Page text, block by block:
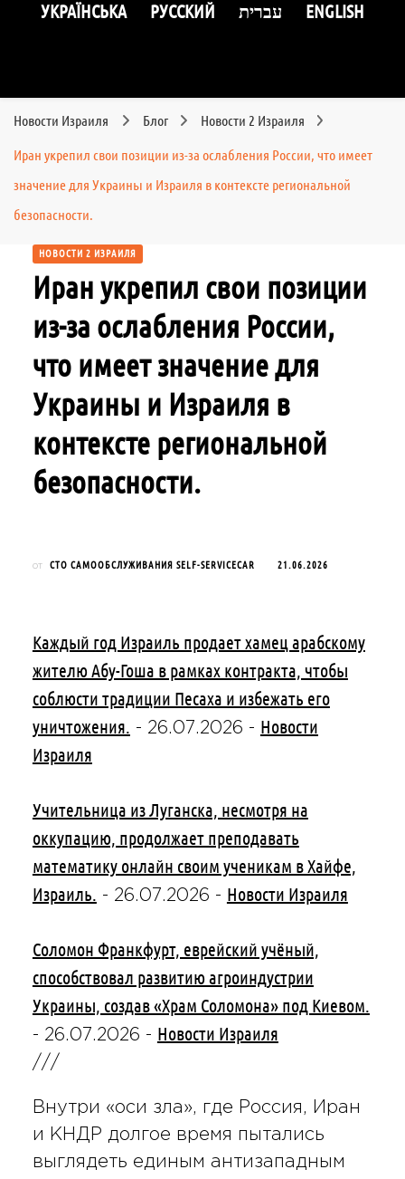
УКРАЇНСЬКА
РУССКИЙ עברית ENGLISH
Новости Израиля Блог Новости 2 Израиля
Иран укрепил свои позиции из-за ослабления России, что имеет
значение для Украины и Израиля в контексте региональной
безопасности.
НОВОСТИ 2 ИЗРАИЛЯ
Иран укрепил свои позиции
из-за ослабления России,
что имеет значение для
Украины и Израиля в
контексте региональной
безопасности.
от СТО САМООБСЛУЖИВАНИЯ SELF-SERVICECAR 21.06.2026
Каждый год Израиль продает хамец арабскому
жителю Абу-Гоша в рамках контракта, чтобы
соблюсти традиции Песаха и избежать его
уничтожения. - 26.07.2026 - Новости
Израиля
Учительница из Луганска, несмотря на
оккупацию, продолжает преподавать
математику онлайн своим ученикам в Хайфе,
Израиль. - 26.07.2026 - Новости Израиля
Соломон Франкфурт, еврейский учёный,
способствовал развитию агроиндустрии
Украины, создав «Храм Соломона» под Киевом.
- 26.07.2026 - Новости Израиля
///
Внутри «оси зла», где Россия, Иран
и КНДР долгое время пытались
выглядеть единым антизападным